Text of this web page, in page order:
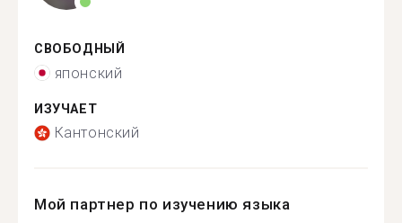
СВОБОДНЫЙ
японский
ИЗУЧАЕТ
Кантонский
Мой партнер по изучению языка